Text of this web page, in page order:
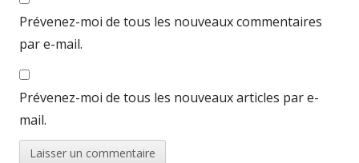
Prévenez-moi de tous les nouveaux commentaires
par e-mail.
Prévenez-moi de tous les nouveaux articles par e-
mail.